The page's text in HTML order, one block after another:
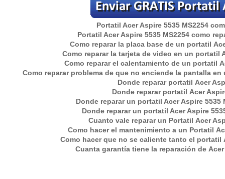
Portatil Acer Aspire 5535 MS2254
Portatil Acer Aspire 5535 MS2254 como
Como reparar la placa base de un portatil
Como reparar la tarjeta de video en un portatil
Como reparar el calentamiento de un portatil
Como reparar problema de que no enciende la pantalla en
Donde reparar portatil Acer
Donde reparar portatil Acer
Donde reparar un portatil Acer Aspire 5535
Donde reparar un portatil Acer Aspire
Cuanto vale reparar un Portatil Acer
Como hacer el mantenimiento a un Portatil
Como hacer que no se caliente tanto el portatil
Cuanta garantía tiene la reparación de Acer